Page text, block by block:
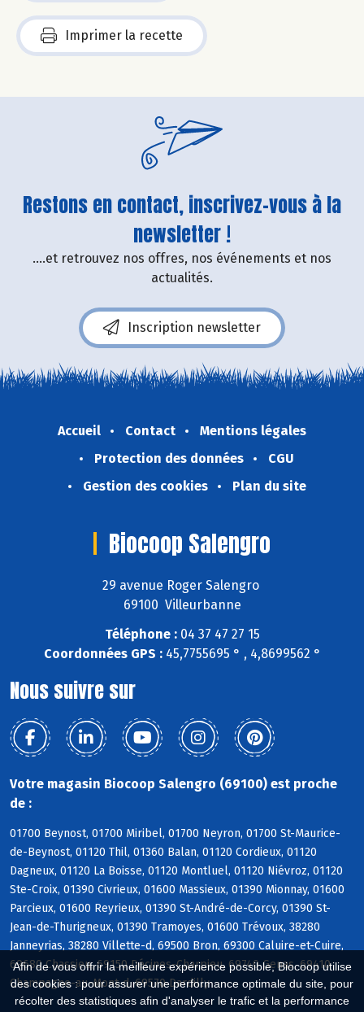
Afin de vous offrir la meilleure expérience possible, Biocoop utilise
des cookies : pour assurer une performance optimale du site, pour
récolter des statistiques afin d'analyser le trafic et la performance
Imprimer la recette
Restons en contact, inscrivez-vous à la
newsletter !
....et retrouvez nos offres, nos événements et nos
actualités.
Inscription newsletter
Accueil Contact
Mentions légales
Protection des données
CGU
Gestion des cookies
Plan du site
Biocoop Salengro
29 avenue Roger Salengro
69100 Villeurbanne
Téléphone :04 37 47 27 15
Coordonnées GPS :45,7755695 ° , 4,8699562 °
Nous suivre sur
Votre magasin Biocoop Salengro (69100) est proche
de :
01700 Beynost, 01700 Miribel, 01700 Neyron, 01700 St-Maurice-
de-Beynost, 01120 Thil, 01360 Balan, 01120 Cordieux, 01120
Dagneux, 01120 La Boisse, 01120 Montluel, 01120 Niévroz, 01120
Ste-Croix, 01390 Civrieux, 01600 Massieux, 01390 Mionnay, 01600
Parcieux, 01600 Reyrieux, 01390 St-André-de-Corcy, 01390 St-
Jean-de-Thurigneux, 01390 Tramoyes, 01600 Trévoux, 38280
Janneyrias, 38280 Villette-d, 69500 Bron, 69300 Caluire-et-Cuire,
69680 Chassieu, 69150 Décines-Charpieu, 69740 Genas, 69410
Champagne-au-Mont-d, 69570 Dardilly